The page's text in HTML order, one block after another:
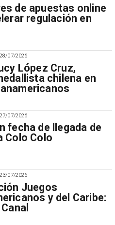
de apuestas online
regulación en
28/07/2026
López Cruz,
chilena en
27/07/2026
fecha de llegada de
Colo Colo
23/07/2026
Juegos
y del Caribe: